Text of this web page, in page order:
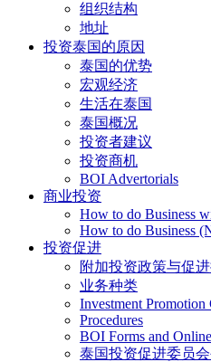
组织结构
地址
投资泰国的原因
泰国的优势
宏观经济
生活在泰国
泰国概况
投资者建议
投资商机
BOI Advertorials
商业投资
How to do Business
How to do Business
投资促进
附加投资政策与促
业务种类
Investment Promotion
Procedures
BOI Forms and
泰国投资促进委员